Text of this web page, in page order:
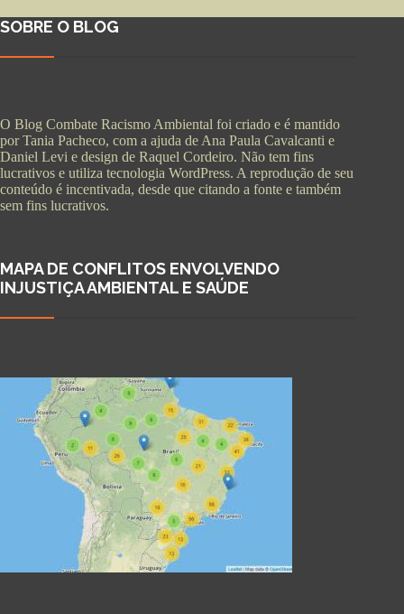
SOBRE O BLOG
O Blog Combate Racismo Ambiental foi criado e é mantido
por Tania Pacheco, com a ajuda de Ana Paula Cavalcanti e
Daniel Levi e design de Raquel Cordeiro. Não tem fins
lucrativos e utiliza tecnologia WordPress. A reprodução de seu
conteúdo é incentivada, desde que citando a fonte e também
sem fins lucrativos.
MAPA DE CONFLITOS ENVOLVENDO
INJUSTIÇA AMBIENTAL E SAÚDE